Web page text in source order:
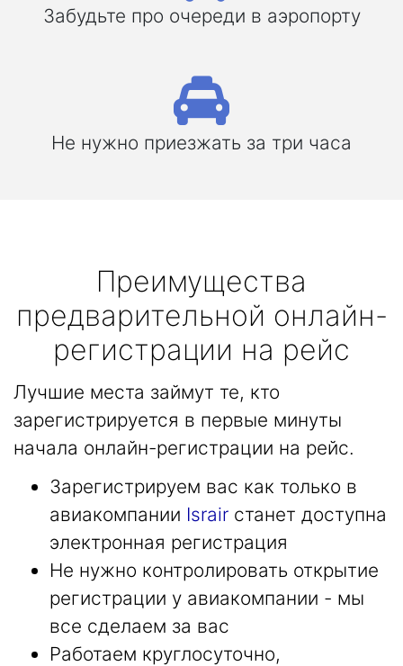
Забудьте про очереди в аэропорту
Не нужно приезжать за три часа
Преимущества
предварительной онлайн-
регистрации на рейс
Лучшие места займут те, кто
зарегистрируется в первые минуты
начала онлайн-регистрации на рейс.
Зарегистрируем вас как только в
авиакомпании Israir станет доступна
электронная регистрация
Не нужно контролировать открытие
регистрации у авиакомпании - мы
все сделаем за вас
Работаем круглосуточно,